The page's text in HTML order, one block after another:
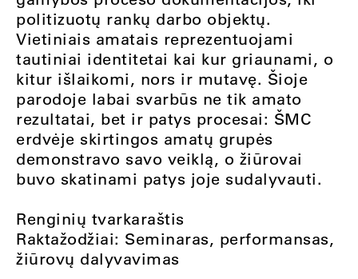
politizuotų rankų darbo objektų.
Vietiniais amatais reprezentuojami
tautiniai identitetai kai kur griaunami, o
kitur išlaikomi, nors ir mutavę. Šioje
parodoje labai svarbūs ne tik amato
rezultatai, bet ir patys procesai: ŠMC
erdvėje skirtingos amatų grupės
demonstravo savo veiklą, o žiūrovai
buvo skatinami patys joje sudalyvauti.
Renginių tvarkaraštis
Raktažodžiai: Seminaras, performansas,
žiūrovų dalyvavimas